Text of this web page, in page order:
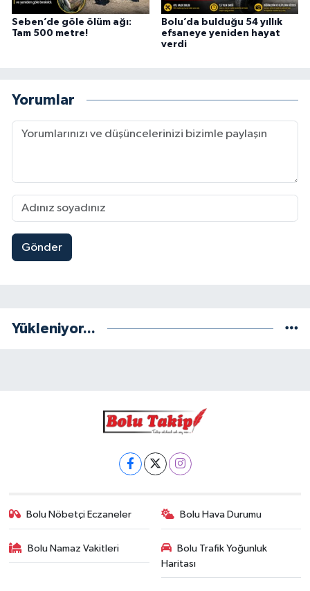
Seben’de göle ölüm ağı:
Tam 500 metre!
Bolu’da bulduğu 54 yıllık
efsaneye yeniden hayat
verdi
Yorumlar
Gönder
Yükleniyor...
Bolu Nöbetçi Eczaneler Bolu Hava Durumu
Bolu Namaz Vakitleri
Bolu Trafik Yoğunluk
Haritası